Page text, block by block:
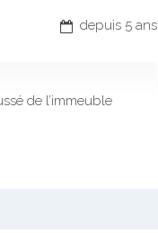
depuis 5 ans
de l’immeuble